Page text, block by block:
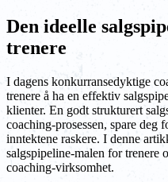
Den ideelle
trenere
I dagens konkurransedyktige
trenere å ha en effektiv
klienter. En godt strukturert
coaching-prosessen, spare deg
inntektene raskere. I denne
salgspipeline-malen for trenere
coaching-virksomhet.